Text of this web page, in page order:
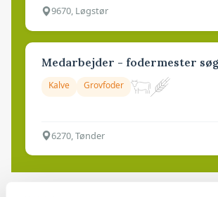
9670, Løgstør
Medarbejder - fodermester
Kalve Grovfoder
6270, Tønder